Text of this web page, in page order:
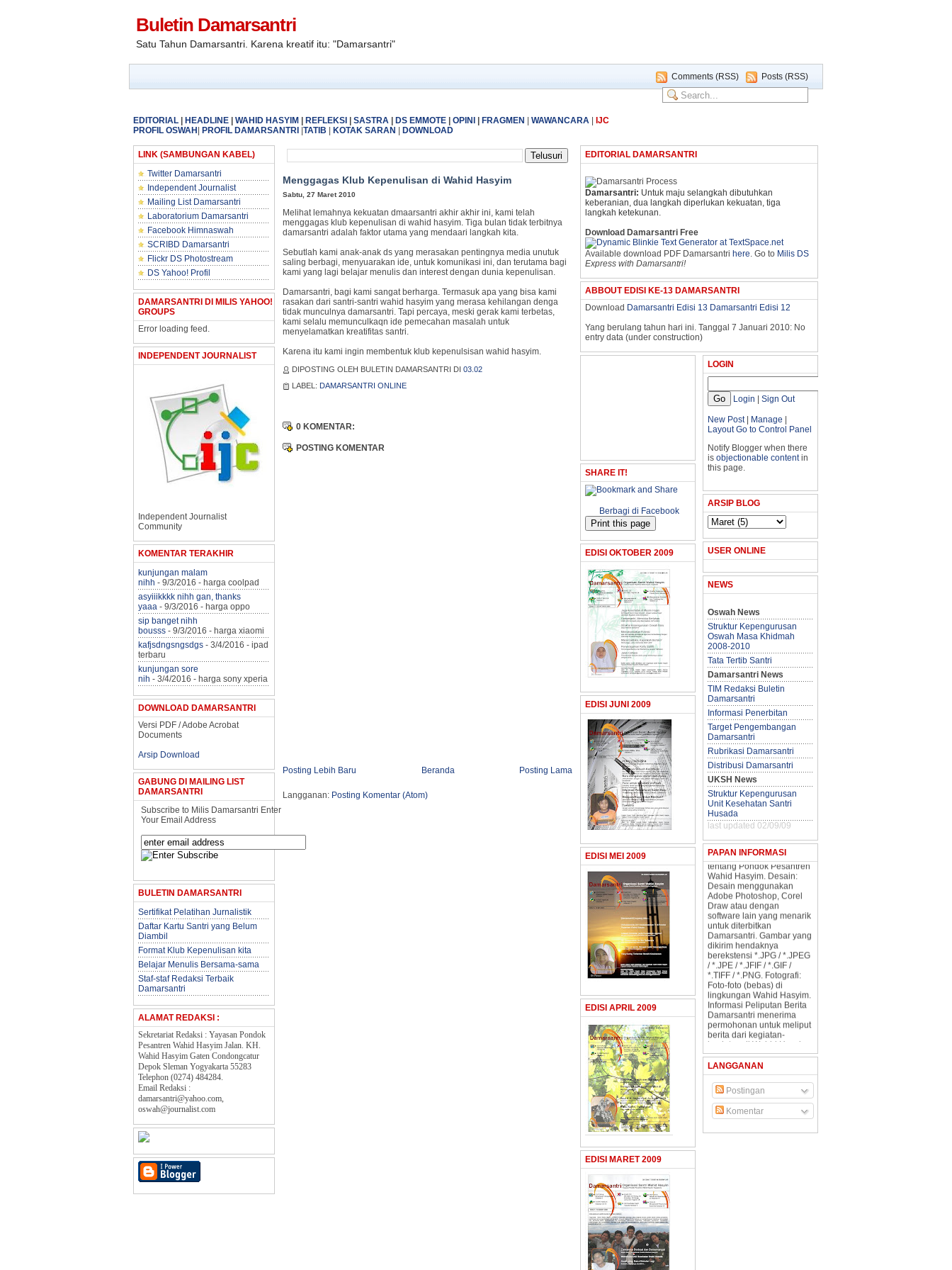
Buletin Damarsantri
Satu Tahun Damarsantri. Karena kreatif itu: "Damarsantri"
Posts (RSS)
Comments (RSS)
EDITORIAL HEADLINE WAHID HASYIM REFLEKSI SASTRA DS EMMOTE OPINI FRAGMEN WAWANCARA
IJC
PROFIL OSWAH PROFIL DAMARSANTRI TATIB KOTAK SARAN DOWNLOAD
LINK (SAMBUNGAN KABEL)
Twitter Damarsantri
Independent Journalist
Mailing List Damarsantri
Laboratorium Damarsantri
Facebook Himnaswah
SCRIBD Damarsantri
Flickr DS Photostream
DS Yahoo! Profil
DAMARSANTRI DI MILIS YAHOO!
GROUPS
Error loading feed.
INDEPENDENT JOURNALIST
Independent Journalist
Community
KOMENTAR TERAKHIR
kunjungan malam
nihh - 9/3/2016 - harga coolpad
asyiiikkkk nihh gan, thanks
yaaa - 9/3/2016 - harga oppo
sip banget nihh
bousss - 9/3/2016 - harga xiaomi
kafjsdngsngsdgs - 3/4/2016 - ipad
terbaru
kunjungan sore
nih - 3/4/2016 - harga sony xperia
DOWNLOAD DAMARSANTRI
Versi PDF / Adobe Acrobat
Documents
Arsip Download
GABUNG DI MAILING LIST
DAMARSANTRI
Subscribe to Milis Damarsantri Enter
Your Email Address
BULETIN DAMARSANTRI
Sertifikat Pelatihan Jurnalistik
Daftar Kartu Santri yang Belum
Diambil
Format Klub Kepenulisan kita
Belajar Menulis Bersama-sama
Staf-staf Redaksi Terbaik
Damarsantri
ALAMAT REDAKSI :
Sekretariat Redaksi : Yayasan Pondok
Pesantren Wahid Hasyim Jalan. KH.
Wahid Hasyim Gaten Condongcatur
Depok Sleman Yogyakarta 55283
Telephon (0274) 484284.
Email Redaksi :
damarsantri@yahoo.com,
oswah@journalist.com
Menggagas Klub Kepenulisan di Wahid Hasyim
Sabtu, 27 Maret 2010
Melihat lemahnya kekuatan dmaarsantri akhir akhir ini, kami telah
menggagas klub kepenulisan di wahid hasyim. Tiga bulan tidak terbitnya
damarsantri adalah faktor utama yang mendaari langkah kita.
Sebutlah kami anak-anak ds yang merasakan pentingnya media unutuk
saling berbagi, menyuarakan ide, untuk komunikasi ini, dan terutama bagi
kami yang lagi belajar menulis dan interest dengan dunia kepenulisan.
Damarsantri, bagi kami sangat berharga. Termasuk apa yang bisa kami
rasakan dari santri-santri wahid hasyim yang merasa kehilangan denga
tidak munculnya damarsantri. Tapi percaya, meski gerak kami terbetas,
kami selalu memunculkaqn ide pemecahan masalah untuk
menyelamatkan kreatifitas santri.
Karena itu kami ingin membentuk klub kepenulsisan wahid hasyim.
DIPOSTING OLEH BULETIN DAMARSANTRI DI 03.02
LABEL: DAMARSANTRI ONLINE
0 KOMENTAR:
POSTING KOMENTAR
Posting Lebih Baru Posting Lama
Beranda
Langganan: Posting Komentar (Atom)
EDITORIAL DAMARSANTRI
Damarsantri: Untuk maju selangkah dibutuhkan
keberanian, dua langkah diperlukan kekuatan, tiga
langkah ketekunan.
Download Damarsantri Free
Available download PDF Damarsantri here. Go to Milis DS
Express with Damarsantri!
ABBOUT EDISI KE-13 DAMARSANTRI
Download Damarsantri Edisi 13 Damarsantri Edisi 12
Yang berulang tahun hari ini. Tanggal 7 Januari 2010: No
entry data (under construction)
SHARE IT!
Berbagi di Facebook
EDISI OKTOBER 2009
EDISI JUNI 2009
EDISI MEI 2009
EDISI APRIL 2009
EDISI MARET 2009
LOGIN
Login Sign Out
New Post| Manage
Layout Go to Control Panel
Notify Blogger when there
is objectionable contentin
this page.
ARSIP BLOG
USER ONLINE
NEWS
Oswah News
Struktur Kepengurusan
Oswah Masa Khidmah
2008-2010
Tata Tertib Santri
Damarsantri News
TIM Redaksi Buletin
Damarsantri
Informasi Penerbitan
Target Pengembangan
Damarsantri
Rubrikasi Damarsantri
Distribusi Damarsantri
UKSH News
Struktur Kepengurusan
Unit Kesehatan Santri
Husada
last updated 02/09/09
PAPAN INFORMASI
Informasi Pengiriman
Artikel. Apa saja yang bisa
anda kirimkan ke redaksi
Damarsantri? Artikel: Info
dan Dokumentasi Kegiatan
Terbaru di Pondok
Pesantren Wahid Hasyim,
artikel tentang isu-isu yang
aktual, artikel tentang
keilmuan yang
dikembangkan di Wahid
Hasyim, dan lain-lain.,
Karya Sastra: Puisi,
Cerpen dan sebagainya.
Opini: Tulisan opini anda
tentang Pondok Pesantren
Wahid Hasyim. Desain:
Desain menggunakan
Adobe Photoshop, Corel
Draw atau dengan
software lain yang menarik
untuk diterbitkan
Damarsantri. Gambar yang
dikirim hendaknya
berekstensi *.JPG / *.JPEG
/ *.JPE / *.JFIF / *.GIF /
*.TIFF / *.PNG. Fotografi:
Foto-foto (bebas) di
lingkungan Wahid Hasyim.
Informasi Peliputan Berita
Damarsantri menerima
permohonan untuk meliput
berita dari kegiatan-
kegiatan di Wahid Hasyim.
damarsantri memiliki
identitas dan tidak ada
penarikan biaya apapun
dari reportase Damarsantri.
Peliputan berita ini bisa
berupa wawancara,
penggambilan gambar
berita dari sumber-sumber
LANGGANAN
Postingan
Komentar